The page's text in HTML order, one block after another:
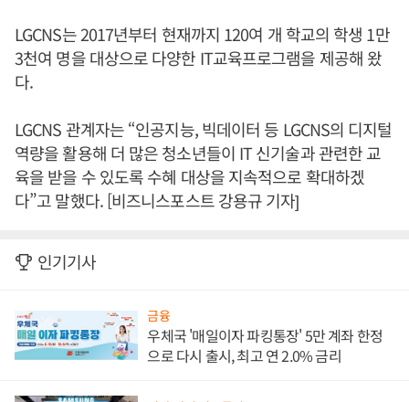
LGCNS는 2017년부터 현재까지 120여 개 학교의 학생 1만
3천여 명을 대상으로 다양한 IT교육프로그램을 제공해 왔
다.
LGCNS 관계자는 “인공지능, 빅데이터 등 LGCNS의 디지털
역량을 활용해 더 많은 청소년들이 IT 신기술과 관련한 교
육을 받을 수 있도록 수혜 대상을 지속적으로 확대하겠
다”고 말했다. [비즈니스포스트 강용규 기자]
인기기사
금융
우체국 '매일이자 파킹통장' 5만 계좌 한정
으로 다시 출시, 최고 연 2.0% 금리